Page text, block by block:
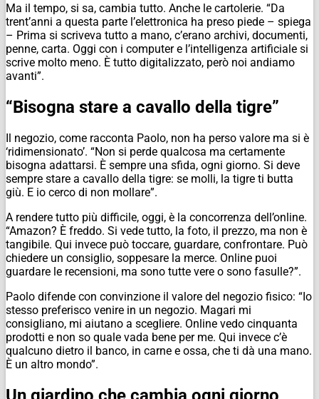
Ma il tempo, si sa, cambia tutto. Anche le cartolerie. “Da
trent’anni a questa parte l’elettronica ha preso piede – spiega
– Prima si scriveva tutto a mano, c’erano archivi, documenti,
penne, carta. Oggi con i computer e l’intelligenza artificiale si
scrive molto meno. È tutto digitalizzato, però noi andiamo
avanti”.
“Bisogna stare a cavallo della tigre”
Il negozio, come racconta Paolo, non ha perso valore ma si è
‘ridimensionato’. “Non si perde qualcosa ma certamente
bisogna adattarsi. È sempre una sfida, ogni giorno. Si deve
sempre stare a cavallo della tigre: se molli, la tigre ti butta
giù. E io cerco di non mollare”.
A rendere tutto più difficile, oggi, è la concorrenza dell’online.
“Amazon? È freddo. Si vede tutto, la foto, il prezzo, ma non è
tangibile. Qui invece può toccare, guardare, confrontare. Può
chiedere un consiglio, soppesare la merce. Online puoi
guardare le recensioni, ma sono tutte vere o sono fasulle?”.
Paolo difende con convinzione il valore del negozio fisico: “Io
stesso preferisco venire in un negozio. Magari mi
consigliano, mi aiutano a scegliere. Online vedo cinquanta
prodotti e non so quale vada bene per me. Qui invece c’è
qualcuno dietro il banco, in carne e ossa, che ti dà una mano.
È un altro mondo”.